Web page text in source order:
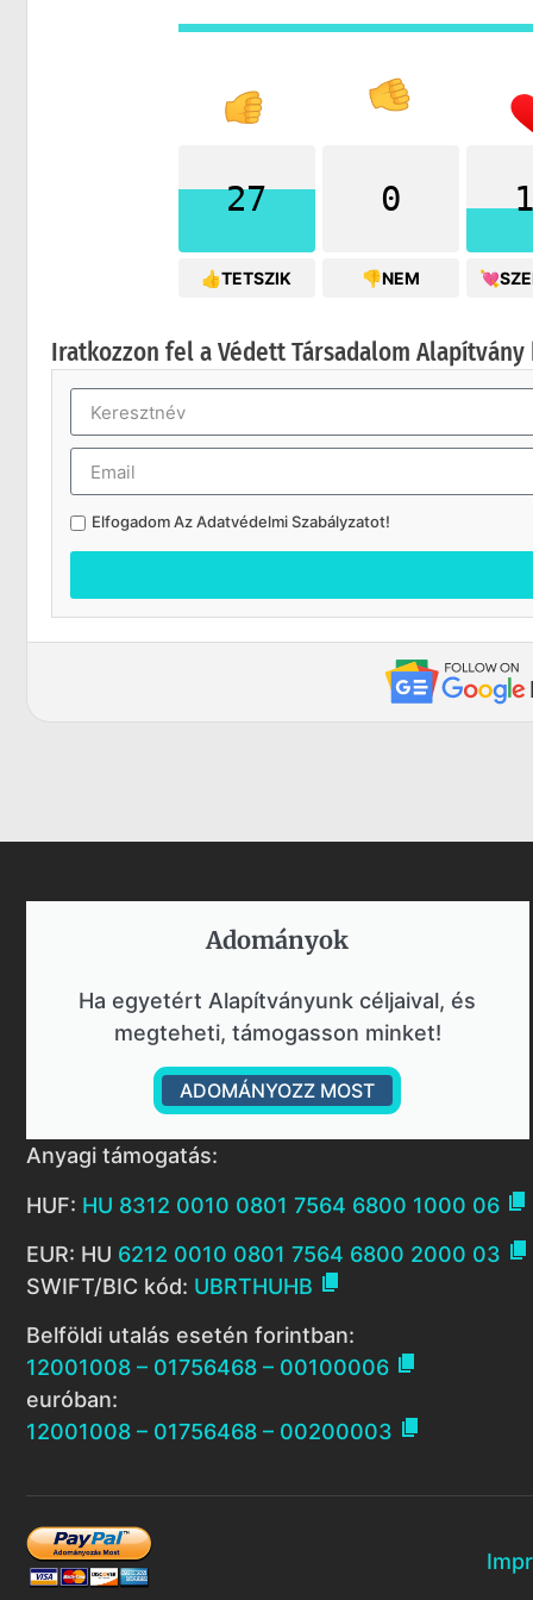
27
👍TETSZIK
0
👎NEM
Iratkozzon fel a Védett Társadalom
Elfogadom AzAdatvédelmi Szabályzatot!
Adományok​
Ha egyetért Alapítványunk céljaival, és
megteheti, támogasson minket!
ADOMÁNYOZZ MOST
Anyagi támogatás:
HUF: HU 8312 0010 0801 7564 6800 1000 06 
EUR: HU 6212 0010 0801 7564 6800 2000 03 
SWIFT/BIC kód: UBRTHUHB 
Belföldi utalás esetén forintban:
12001008 – 01756468 – 00100006 
euróban:
12001008 – 01756468 – 00200003 